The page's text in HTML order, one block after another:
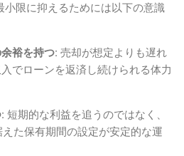
小限に抑えるためには以下の意識
裕を持つ: 売却が想定よりも遅れ
でローンを返済し続けられる体力
短期的な利益を追うのではなく、
た保有期間の設定が安定的な運